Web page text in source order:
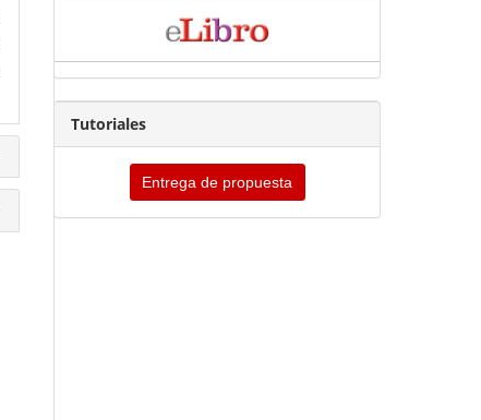
Tutoriales
Entrega de propuesta